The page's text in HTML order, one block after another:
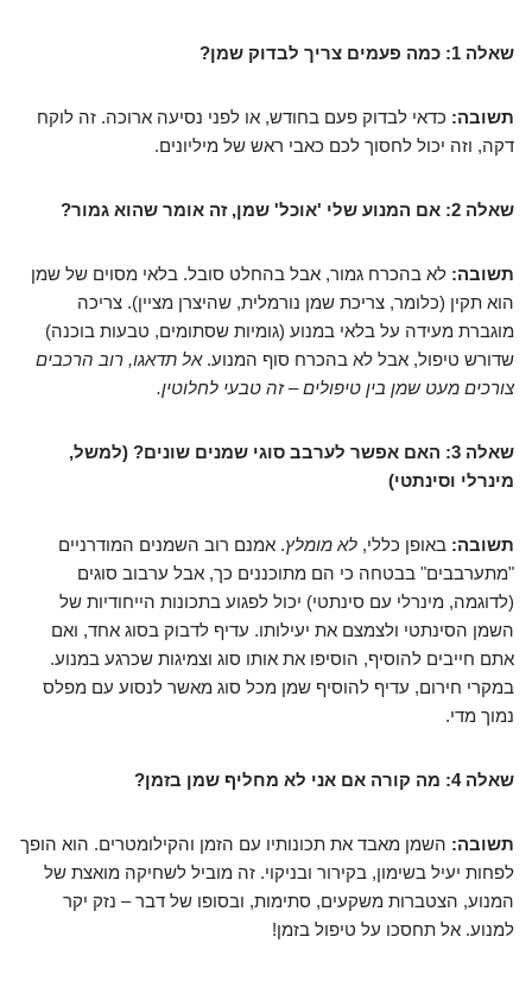
שאלה 1: כמה פעמים צריך לבדוק שמן?
תשובה: כדאי לבדוק פעם בחודש, או לפני נסיעה ארוכה. זה לוקח
דקה, וזה יכול לחסוך לכם כאבי ראש של מיליונים.
שאלה 2: אם המנוע שלי 'אוכל' שמן, זה אומר שהוא גמור?
תשובה: לא בהכרח גמור, אבל בהחלט סובל. בלאי מסוים של שמן
הוא תקין (כלומר, צריכת שמן נורמלית, שהיצרן מציין). צריכה
מוגברת מעידה על בלאי במנוע (גומיות שסתומים, טבעות בוכנה)
שדורש טיפול, אבל לא בהכרח סוף המנוע.אל תדאגו, רוב הרכבים
צורכים מעט שמן בין טיפולים – זה טבעי לחלוטין.
שאלה 3: האם אפשר לערבב סוגי שמנים שונים? (למשל,
מינרלי וסינתטי)
תשובה: באופן כללי, לא מומלץ. אמנם רוב השמנים המודרניים
"מתערבבים" בבטחה כי הם מתוכננים כך, אבל ערבוב סוגים
(לדוגמה, מינרלי עם סינתטי) יכול לפגוע בתכונות הייחודיות של
השמן הסינתטי ולצמצם את יעילותו. עדיף לדבוק בסוג אחד, ואם
אתם חייבים להוסיף, הוסיפו את אותו סוג וצמיגות שכרגע במנוע.
במקרי חירום, עדיף להוסיף שמן מכל סוג מאשר לנסוע עם מפלס
נמוך מדי.
שאלה 4: מה קורה אם אני לא מחליף שמן בזמן?
תשובה: השמן מאבד את תכונותיו עם הזמן והקילומטרים. הוא הופך
לפחות יעיל בשימון, בקירור ובניקוי. זה מוביל לשחיקה מואצת של
המנוע, הצטברות משקעים, סתימות, ובסופו של דבר – נזק יקר
למנוע. אל תחסכו על טיפול בזמן!